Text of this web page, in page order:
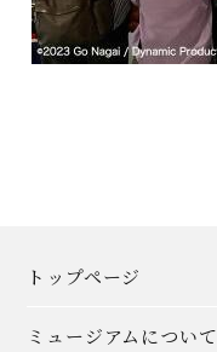
トップページ
ミュージアムについて